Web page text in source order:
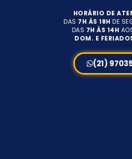
HORÁRIO DE
DAS 7H ÀS 18H DE
DAS 7H ÀS 14H
DOM. E
(21)